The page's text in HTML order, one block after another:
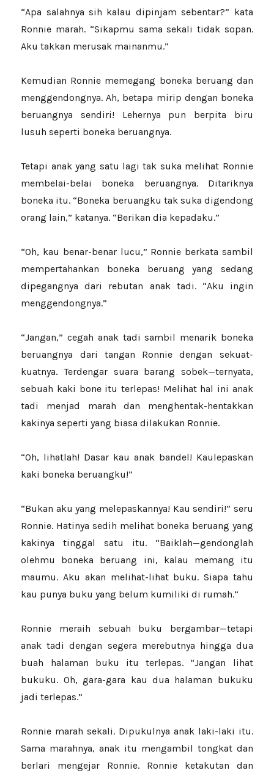
“Apa salahnya sih kalau dipinjam sebentar?” kata
Ronnie marah. “Sikapmu sama sekali tidak sopan.
Aku takkan merusak mainanmu.”
Kemudian Ronnie memegang boneka beruang dan
menggendongnya. Ah, betapa mirip dengan boneka
beruangnya sendiri! Lehernya pun berpita biru
lusuh seperti boneka beruangnya.
Tetapi anak yang satu lagi tak suka melihat Ronnie
membelai-belai boneka beruangnya. Ditariknya
boneka itu. “Boneka beruangku tak suka digendong
orang lain,” katanya. “Berikan dia kepadaku.”
“Oh, kau benar-benar lucu,” Ronnie berkata sambil
mempertahankan boneka beruang yang sedang
dipegangnya dari rebutan anak tadi. “Aku ingin
menggendongnya.”
“Jangan,” cegah anak tadi sambil menarik boneka
beruangnya dari tangan Ronnie dengan sekuat-
kuatnya. Terdengar suara barang sobek—ternyata,
sebuah kaki bone itu terlepas! Melihat hal ini anak
tadi menjad marah dan menghentak-hentakkan
kakinya seperti yang biasa dilakukan Ronnie.
“Oh, lihatlah! Dasar kau anak bandel! Kaulepaskan
kaki boneka beruangku!”
“Bukan aku yang melepaskannya! Kau sendiri!” seru
Ronnie. Hatinya sedih melihat boneka beruang yang
kakinya tinggal satu itu. “Baiklah—gendonglah
olehmu boneka beruang ini, kalau memang itu
maumu. Aku akan melihat-lihat buku. Siapa tahu
kau punya buku yang belum kumiliki di rumah.”
Ronnie meraih sebuah buku bergambar—tetapi
anak tadi dengan segera merebutnya hingga dua
buah halaman buku itu terlepas. “Jangan lihat
bukuku. Oh, gara-gara kau dua halaman bukuku
jadi terlepas.”
Ronnie marah sekali. Dipukulnya anak laki-laki itu.
Sama marahnya, anak itu mengambil tongkat dan
berlari mengejar Ronnie. Ronnie ketakutan dan